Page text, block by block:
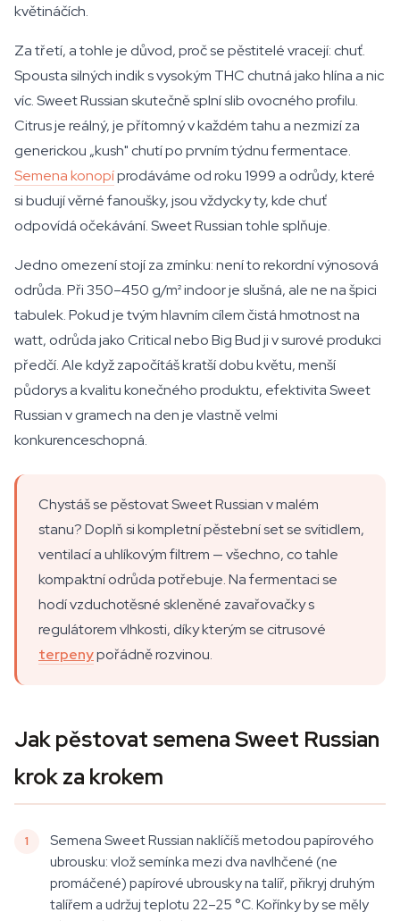
květináčích.
Za třetí, a tohle je důvod, proč se pěstitelé vracejí: chuť.
Spousta silných indik s vysokým THC chutná jako hlína a nic
víc. Sweet Russian skutečně splní slib ovocného profilu.
Citrus je reálný, je přítomný v každém tahu a nezmizí za
generickou „kush" chutí po prvním týdnu fermentace.
Semena konopíprodáváme od roku 1999 a odrůdy, které
si budují věrné fanoušky, jsou vždycky ty, kde chuť
odpovídá očekávání. Sweet Russian tohle splňuje.
Jedno omezení stojí za zmínku: není to rekordní výnosová
odrůda. Při 350–450 g/m² indoor je slušná, ale ne na špici
tabulek. Pokud je tvým hlavním cílem čistá hmotnost na
watt, odrůda jako Critical nebo Big Bud ji v surové produkci
předčí. Ale když započítáš kratší dobu květu, menší
půdorys a kvalitu konečného produktu, efektivita Sweet
Russian v gramech na den je vlastně velmi
konkurenceschopná.
Chystáš se pěstovat Sweet Russian v malém
stanu? Doplň si kompletní pěstební set se svítidlem,
ventilací a uhlíkovým filtrem — všechno, co tahle
kompaktní odrůda potřebuje. Na fermentaci se
hodí vzduchotěsné skleněné zavařovačky s
regulátorem vlhkosti, díky kterým se citrusové
terpenypořádně rozvinou.
Jak pěstovat semena Sweet Russian
krok za krokem
Semena Sweet Russian naklíčíš metodou papírového
ubrousku: vlož semínka mezi dva navlhčené (ne
promáčené) papírové ubrousky na talíř, přikryj druhým
talířem a udržuj teplotu 22–25 °C. Kořínky by se měly